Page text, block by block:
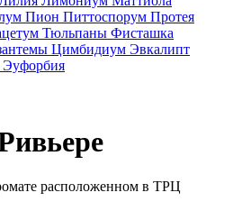
Пион Питтоспорум Протея
Тюльпаны Фисташка
Цимбидиум Эвкалипт
Эуфорбия
расположенном в ТРЦ